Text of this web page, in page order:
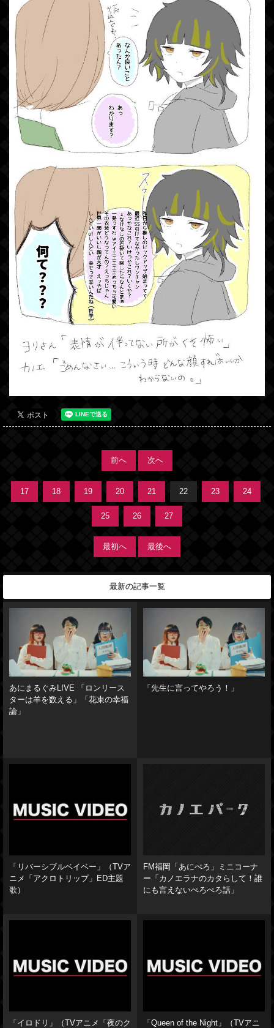
前へ 次へ
17 18 19 20 21 22 23 24
25 26 27
最初へ 最後へ
最新の記事一覧
あにまるぐみLIVE 「ロンリース
ターは羊を数える」「花束の幸福
論」
「先生に言ってやろう！」
「リバーシブルベイベー」（TVア
ニメ「アクロトリップ」ED主題
歌）
FM福岡「あにぺろ」ミニコーナ
ー「カノエラナのカタらして！誰
にも言えないぺろぺろ話」
「イロドリ」（TVアニメ「夜のク
「Queen of the Night」（TVアニ